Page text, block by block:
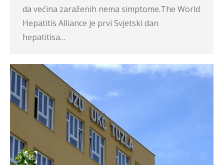
da većina zaraženih nema simptome.The World
Hepatitis Alliance je prvi Svjetski dan
hepatitisa…